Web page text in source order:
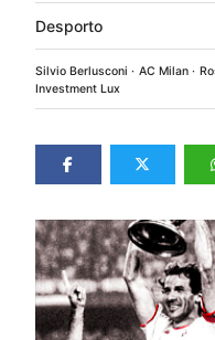
Desporto
Silvio Berlusconi AC Milan
Investment Lux